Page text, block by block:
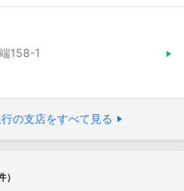
158-1
の支店をすべて見る
）